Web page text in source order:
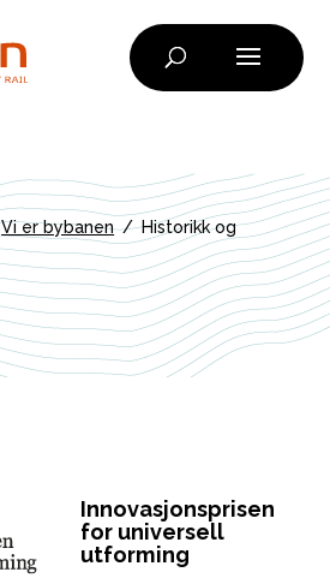
Vi er bybanen / Historikk og
Innovasjonsprisen
for universell
utforming